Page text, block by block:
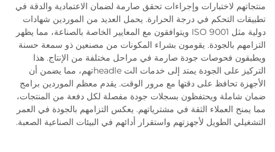
منتجاتهم لاختبارات وإجراءات تحقق صارمة لضمان الاعتمادية والدقة في
تطبيقات التحكم في درجة الحرارة. يحمل العديد من الموردين شهادات
دولية مثل ISO 9001 ويتوافقون مع المعايير الخاصة بالصناعة، مما يظهر
التزامهم بالجودة. يقومون بشراء المكونات من مصنعين ذو سمعة حسنة
ويطبقون فحوصات جودة صارمة في مراحل مختلفة من الإنتاج. هذا
التركيز على الجودة يمتد إلى خدمات الت headleتهم، مما يضمن أن
الأجهزة تحافظ على دقتها مع مرور الوقت. يقدم معظم الموردين برامج
ضمان شاملة ويحتفظون بسجلات جودة مفصلة لكل دفعة من المنتجات،
مما يمنح العملاء الثقة في مشترياتهم. يعكس التزامهم بالجودة في العمر
التشغيلي الطويل لأجهزتهم واستقرار أدائهم في البيئات الصناعية الصعبة.